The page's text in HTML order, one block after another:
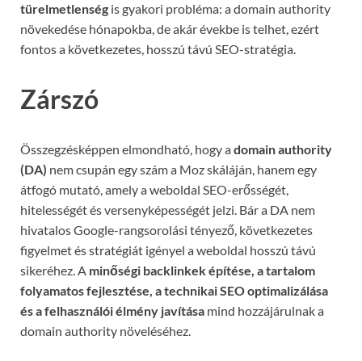
türelmetlenség is gyakori probléma: a domain authority
növekedése hónapokba, de akár évekbe is telhet, ezért
fontos a következetes, hosszú távú SEO-stratégia.
Zárszó
Összegzésképpen elmondható, hogy adomain authority
(DA) nem csupán egy szám a Moz skáláján, hanem egy
átfogó mutató, amely a weboldal SEO-erősségét,
hitelességét és versenyképességét jelzi. Bár a DA nem
hivatalos Google-rangsorolási tényező, következetes
figyelmet és stratégiát igényel a weboldal hosszú távú
sikeréhez. A minőségi backlinkek építése, a tartalom
folyamatos fejlesztése, a technikai SEO optimalizálása
és a felhasználói élmény javítása mind hozzájárulnak a
domain authority növeléséhez.